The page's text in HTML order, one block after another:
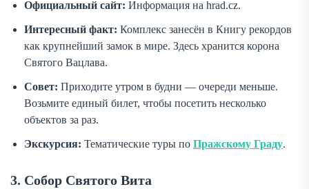
Официальный сайт: Информация на hrad.cz.
Интересный факт: Комплекс занесён в Книгу рекордов
как крупнейший замок в мире. Здесь хранится корона
Святого Вацлава.
Совет: Приходите утром в будни — очереди меньше.
Возьмите единый билет, чтобы посетить несколько
объектов за раз.
Экскурсия: Тематические туры по Пражскому Граду.
3. Собор Святого Вита